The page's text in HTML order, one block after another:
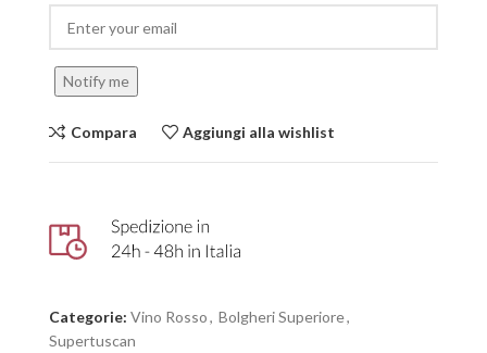
Notify me
Compara Aggiungi alla wishlist
Categorie: Vino Rosso, Bolgheri Superiore,
Supertuscan